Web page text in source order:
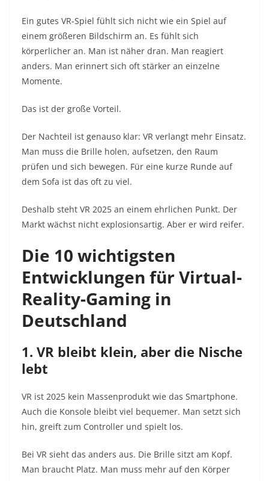
Ein gutes VR-Spiel fühlt sich nicht wie ein Spiel auf
einem größeren Bildschirm an. Es fühlt sich
körperlicher an. Man ist näher dran. Man reagiert
anders. Man erinnert sich oft stärker an einzelne
Momente.
Das ist der große Vorteil.
Der Nachteil ist genauso klar: VR verlangt mehr Einsatz.
Man muss die Brille holen, aufsetzen, den Raum
prüfen und sich bewegen. Für eine kurze Runde auf
dem Sofa ist das oft zu viel.
Deshalb steht VR 2025 an einem ehrlichen Punkt. Der
Markt wächst nicht explosionsartig. Aber er wird reifer.
Die 10 wichtigsten
Entwicklungen für Virtual-
Reality-Gaming in
Deutschland
1. VR bleibt klein, aber die Nische
lebt
VR ist 2025 kein Massenprodukt wie das Smartphone.
Auch die Konsole bleibt viel bequemer. Man setzt sich
hin, greift zum Controller und spielt los.
Bei VR sieht das anders aus. Die Brille sitzt am Kopf.
Man braucht Platz. Man muss mehr auf den Körper